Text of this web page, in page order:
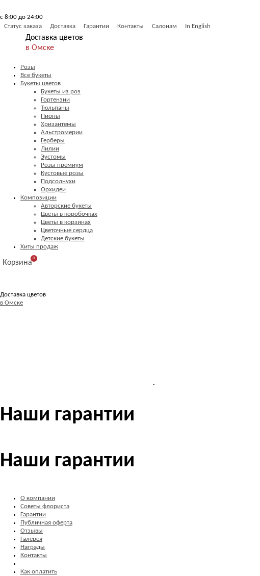
с 8:00 до 24:00
Статус заказа
Доставка Гарантии Контакты Салонам In English
Доставка цветов
в Омске
Розы
Все букеты
Букеты цветов
Букеты из роз
Гортензии
Тюльпаны
Пионы
Хризантемы
Альстромерии
Герберы
Лилии
Эустомы
Розы премиум
Кустовые розы
Подсолнухи
Орхидеи
Композиции
Авторские букеты
Цветы в коробочках
Цветы в корзинах
Цветочные сердца
Детские букеты
Хиты продаж
Корзина
0
Доставка цветов
в Омске
Наши гарантии
Наши гарантии
О компании
Советы флориста
Гарантии
Публичная оферта
Отзывы
Галерея
Награды
Контакты
Как оплатить